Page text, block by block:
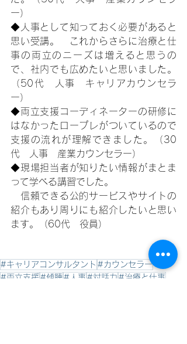
ー）
◆人事として知っておく必要があると
思い受講。　これからさらに治療と仕
事の両立のニーズは増えると思うの
で、社内でも広めたいと思いました。
（50代　人事　キャリアカウンセラ
ー）
◆両立支援コーディネーターの研修に
はなかったロープレがついているので
支援の流れが理解できました。（30
代　人事　産業カウンセラー）
◆現場担当者が知りたい情報がまとま
って学べる講習でした。
信頼できる公的サービスやサイトの
紹介もあり周りにも紹介したいと思い
ます。（60代　役員）
#キャリアコンサルタント #カウンセラー
#両立支援 #傾聴 #人事 #対話力 #治療と仕事